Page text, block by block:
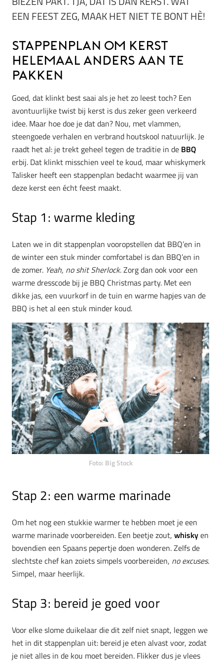
EEN FEEST ZEG, MAAK HET NIET TE BONT HÈ!
Stappenplan om kerst
helemaal anders aan te
pakken
Goed, dat klinkt best saai als je het zo leest toch? Een
avontuurlijke twist bij kerst is dus zeker geen verkeerd
idee. Maar hoe doe je dat dan? Nou, met vlammen,
steengoede verhalen en verbrand houtskool natuurlijk. Je
raadt het al: je trekt geheel tegen de traditie in de BBQ
erbij. Dat klinkt misschien veel te koud, maar whiskymerk
Talisker heeft een stappenplan bedacht waarmee jij van
deze kerst een écht feest maakt.
Stap 1: warme kleding
Laten we in dit stappenplan vooropstellen dat BBQ’en in
de winter een stuk minder comfortabel is dan BBQ’en in
de zomer. Yeah, no shit Sherlock. Zorg dan ook voor een
warme dresscode bij je BBQ Christmas party. Met een
dikke jas, een vuurkorf in de tuin en warme hapjes van de
BBQ is het al een stuk minder koud.
Foto: Big Stock
Stap 2: een warme marinade
Om het nog een stukkie warmer te hebben moet je een
warme marinade voorbereiden. Een beetje zout, whiskyen
bovendien een Spaans pepertje doen wonderen. Zelfs de
slechtste chef kan zoiets simpels voorbereiden, no excuses.
Simpel, maar heerlijk.
Stap 3: bereid je goed voor
Voor elke slome duikelaar die dit zelf niet snapt, leggen we
het in dit stappenplan uit: bereid je eten alvast voor, zodat
je niet alles in de kou moet bereiden. Flikker dus je vlees